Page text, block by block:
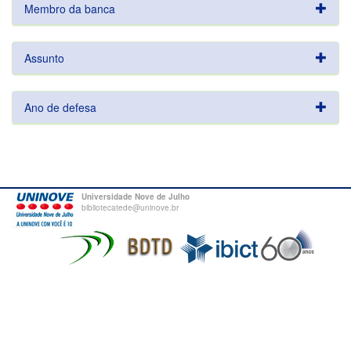
Membro da banca
Assunto
Ano de defesa
Universidade Nove de Julho
bibliotecatede@uninove.br